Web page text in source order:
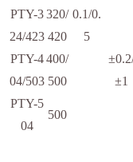
0.1/0.
5
PTY-3
24/423
320/
420
±1
PTY-4
04/503
400/
500
PTY-5
04
500